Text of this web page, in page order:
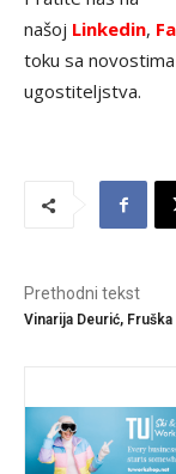
našoj Linkedin,
toku sa
ugostiteljstva.
Prethodni tekst
Vinarija Deurić,